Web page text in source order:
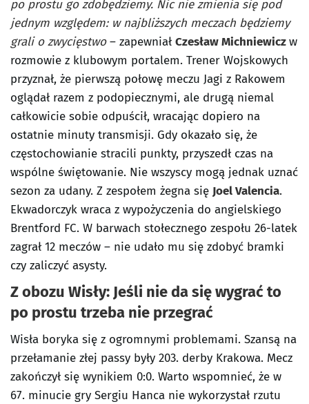
po prostu go zdobędziemy. Nic nie zmienia się pod
jednym względem: w najbliższych meczach będziemy
grali o zwycięstwo– zapewniałCzesław Michniewiczw
rozmowie z klubowym portalem. Trener Wojskowych
przyznał, że pierwszą połowę meczu Jagi z Rakowem
oglądał razem z podopiecznymi, ale drugą niemal
całkowicie sobie odpuścił, wracając dopiero na
ostatnie minuty transmisji. Gdy okazało się, że
częstochowianie stracili punkty, przyszedł czas na
wspólne świętowanie. Nie wszyscy mogą jednak uznać
sezon za udany. Z zespołem żegna się Joel Valencia.
Ekwadorczyk wraca z wypożyczenia do angielskiego
Brentford FC. W barwach stołecznego zespołu 26-latek
zagrał 12 meczów – nie udało mu się zdobyć bramki
czy zaliczyć asysty.
Z obozu Wisły: Jeśli nie da się wygrać to
po prostu trzeba nie przegrać
Wisła boryka się z ogromnymi problemami. Szansą na
przełamanie złej passy były 203. derby Krakowa. Mecz
zakończył się wynikiem 0:0. Warto wspomnieć, że w
67. minucie gry Sergiu Hanca nie wykorzystał rzutu